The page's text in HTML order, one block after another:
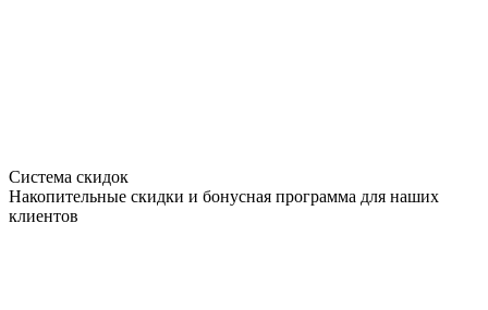
Система скидок
Накопительные скидки и бонусная программа для наших
клиентов